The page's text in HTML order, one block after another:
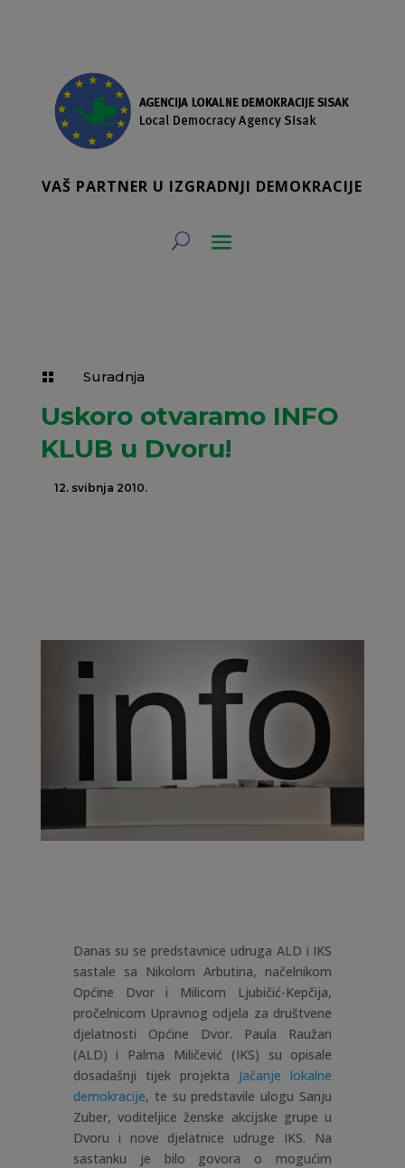
VAŠ PARTNER U IZGRADNJI DEMOKRACIJE
 Suradnja
Uskoro otvaramo INFO
KLUB u Dvoru!
12. svibnja 2010.
Danas su se predstavnice udruga ALD i IKS
sastale sa Nikolom Arbutina, načelnikom
Općine Dvor i Milicom Ljubičić-Kepčija,
pročelnicom Upravnog odjela za društvene
djelatnosti Općine Dvor. Paula Raužan
(ALD) i Palma Miličević (IKS) su opisale
dosadašnji tijek projekta
Jačanje lokalne
demokracije, te su predstavile ulogu Sanju
Zuber, voditeljice ženske akcijske grupe u
Dvoru i nove djelatnice udruge IKS. Na
sastanku je bilo govora o mogućim